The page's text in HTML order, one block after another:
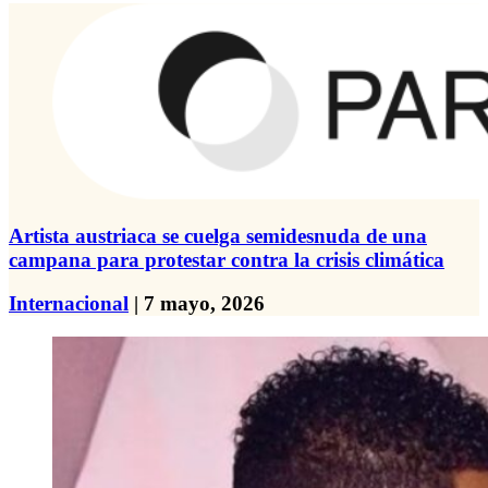
Artista austriaca se cuelga semidesnuda de una
campana para protestar contra la crisis climática
Internacional | 7 mayo, 2026